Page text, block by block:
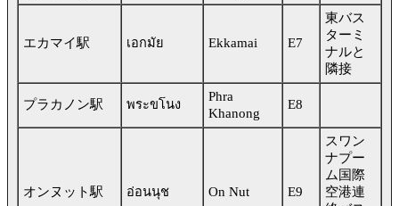
エカマイ駅 เอกมัย Ekkamai E7
東バス
ターミ
ナルと
隣接
プラカノン駅 พระขโนง
Phra
Khanong
E8
オンヌット駅 อ่อนนุช On Nut E9
スワン
ナプー
ム国際
空港連